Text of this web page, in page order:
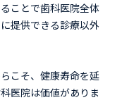
ことで歯科医院全体
提供できる診療以外
こそ、健康寿命を延
医院は価値がありま